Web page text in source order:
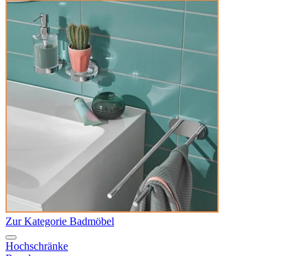
Zur Kategorie Badmöbel
Hochschränke